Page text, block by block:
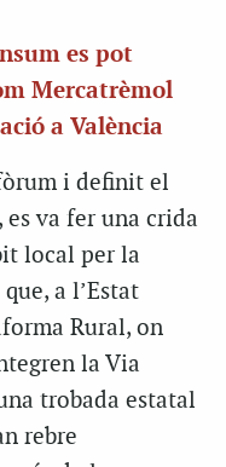
es pot
Mercatrèmol
a València
i definit el
es va fer una crida
local per la
a l’Estat
Rural, on
la Via
trobada estatal
rebre